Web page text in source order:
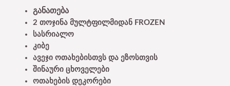
განათება
2 თოჯინა მულტფილმიდან FROZEN
სასრიალო
კიბე
ავეჯი ოთახებისთვს და ეზოსთვის
შინაური ცხოველები
ოთახების დეკორები